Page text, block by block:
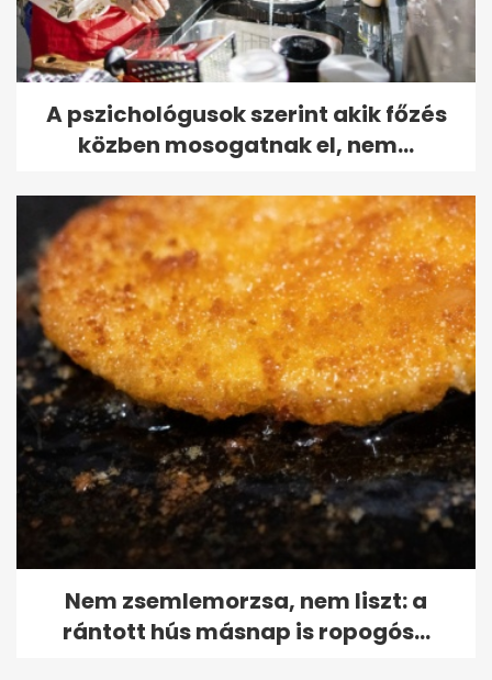
A pszichológusok szerint akik főzés
közben mosogatnak el, nem...
Nem zsemlemorzsa, nem liszt: a
rántott hús másnap is ropogós...